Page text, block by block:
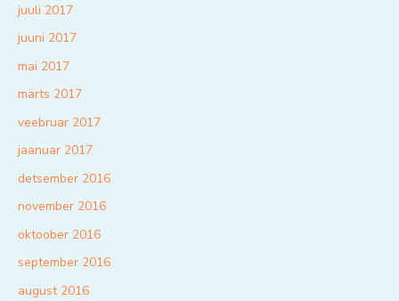
juuli 2017
juuni 2017
mai 2017
märts 2017
veebruar 2017
jaanuar 2017
detsember 2016
november 2016
oktoober 2016
september 2016
august 2016